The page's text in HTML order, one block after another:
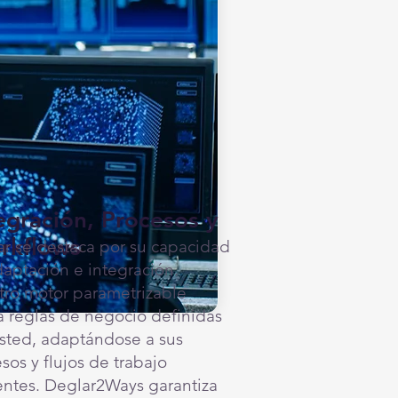
Procesos y
se destaca por su capacidad
e integración.
motor parametrizable
reglas de negocio definidas
adaptándose a sus
y flujos de trabajo
Deglar2Ways garantiza